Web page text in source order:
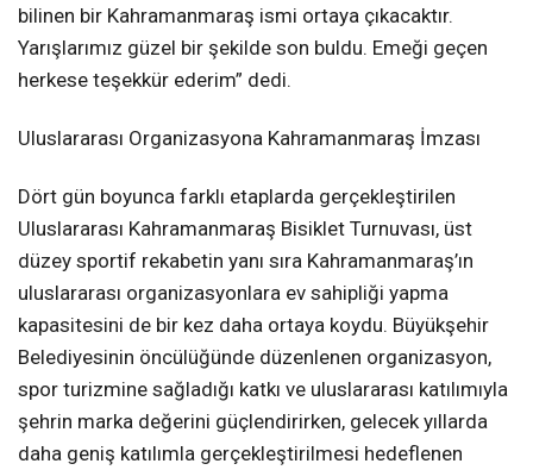
bilinen bir Kahramanmaraş ismi ortaya çıkacaktır.
Yarışlarımız güzel bir şekilde son buldu. Emeği geçen
herkese teşekkür ederim” dedi.
Uluslararası Organizasyona Kahramanmaraş İmzası
Dört gün boyunca farklı etaplarda gerçekleştirilen
Uluslararası Kahramanmaraş Bisiklet Turnuvası, üst
düzey sportif rekabetin yanı sıra Kahramanmaraş’ın
uluslararası organizasyonlara ev sahipliği yapma
kapasitesini de bir kez daha ortaya koydu. Büyükşehir
Belediyesinin öncülüğünde düzenlenen organizasyon,
spor turizmine sağladığı katkı ve uluslararası katılımıyla
şehrin marka değerini güçlendirirken, gelecek yıllarda
daha geniş katılımla gerçekleştirilmesi hedeflenen